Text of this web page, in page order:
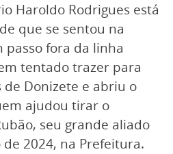
Haroldo Rodrigues está
que se sentou na
passo fora da linha
tentado trazer para
Donizete e abriu o
ajudou tirar o
seu grande aliado
2024, na Prefeitura.